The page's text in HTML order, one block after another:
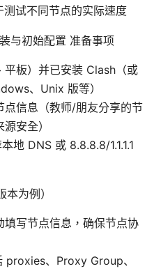
试不同节点的实际速度
与初始配置 准备事项
平板）并已安装 Clash（或
、Unix 版等）
点信息（教师/朋友分享的节
安全）
地 DNS 或 8.8.8.8/1.1.1.1
为例）
写节点信息，确保节点协
、Proxy Group、